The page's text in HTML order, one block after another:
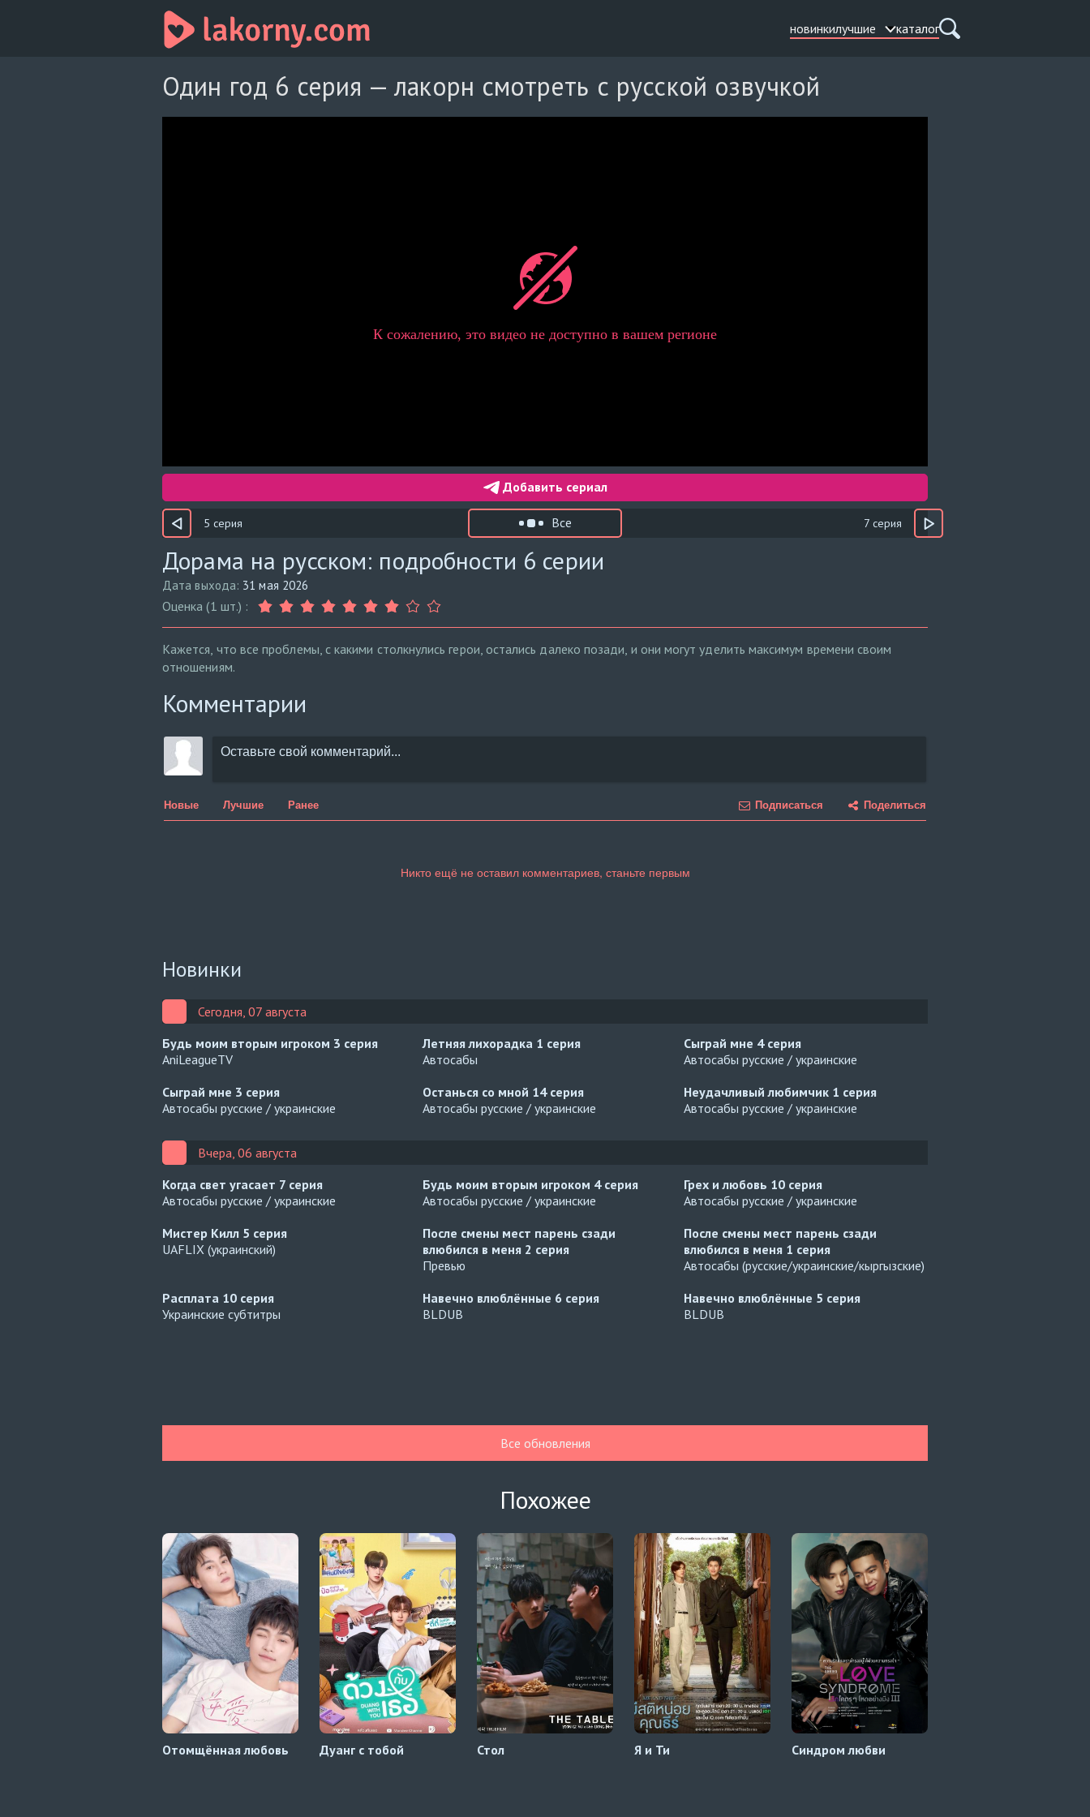
новинкилучшие каталог
Один год 6 серия — лакорн смотреть с русской озвучкой
Добавить сериал
5 серия Все 7 серия
Дорама на русском: подробности 6 серии
Дата выхода: 31 мая 2026
Оценка (1 шт.) :
Кажется, что все проблемы, с какими столкнулись герои, остались далеко позади, и они могут уделить максимум времени своим
отношениям.
Комментарии
Новые Лучшие Ранее Подписаться Поделиться
Новинки
Сегодня, 07 августа
Будь моим вторым игроком 3 серия
AniLeagueTV
Летняя лихорадка 1 серия
Автосабы
Сыграй мне 4 серия
Автосабы русские / украинские
Сыграй мне 3 серия
Автосабы русские / украинские
Останься со мной 14 серия
Автосабы русские / украинские
Неудачливый любимчик 1 серия
Автосабы русские / украинские
Вчера, 06 августа
Когда свет угасает 7 серия
Автосабы русские / украинские
Будь моим вторым игроком 4 серия
Автосабы русские / украинские
Грех и любовь 10 серия
Автосабы русские / украинские
Мистер Килл 5 серия
UAFLIX (украинский)
После смены мест парень сзади
влюбился в меня 2 серия
Превью
После смены мест парень сзади
влюбился в меня 1 серия
Автосабы (русские/украинские/кыргызские)
Расплата 10 серия
Украинские субтитры
Навечно влюблённые 6 серия
BLDUB
Навечно влюблённые 5 серия
BLDUB
Все обновления
Похожее
Отомщённая любовь Дуанг с тобой Стол Я и Ти Синдром любви